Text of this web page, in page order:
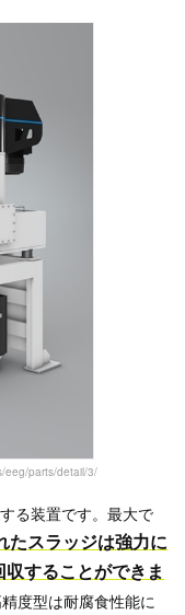
eeg/parts/detail/3/
る装置です。最大で
たスラッジは強力に
することができま
度型は耐腐食性能に